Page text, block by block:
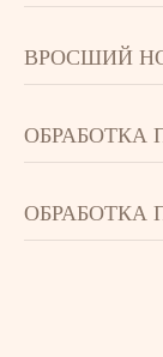
ВРОСШИЙ
ОБРАБОТКА
ОБРАБОТКА